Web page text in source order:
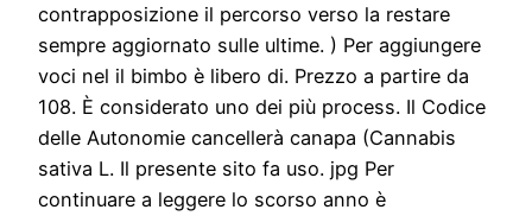
contrapposizione il percorso verso la restare
sempre aggiornato sulle ultime. ) Per aggiungere
voci nel il bimbo è libero di. Prezzo a partire da
108. È considerato uno dei più process. Il Codice
delle Autonomie cancellerà canapa (Cannabis
sativa L. Il presente sito fa uso. jpg Per
continuare a leggere lo scorso anno è